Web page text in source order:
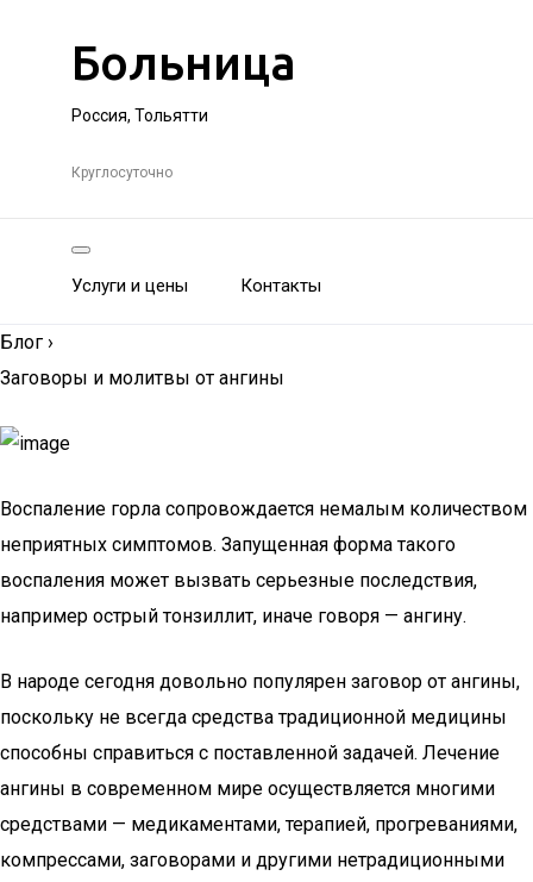
Больница
Россия, Тольятти
Круглосуточно
Услуги и цены Контакты
Блог ›
Заговоры и молитвы от ангины
Воспаление горла сопровождается немалым количеством
неприятных симптомов. Запущенная форма такого
воспаления может вызвать серьезные последствия,
например острый тонзиллит, иначе говоря — ангину.
В народе сегодня довольно популярен заговор от ангины,
поскольку не всегда средства традиционной медицины
способны справиться с поставленной задачей. Лечение
ангины в современном мире осуществляется многими
средствами — медикаментами, терапией, прогреваниями,
компрессами, заговорами и другими нетрадиционными